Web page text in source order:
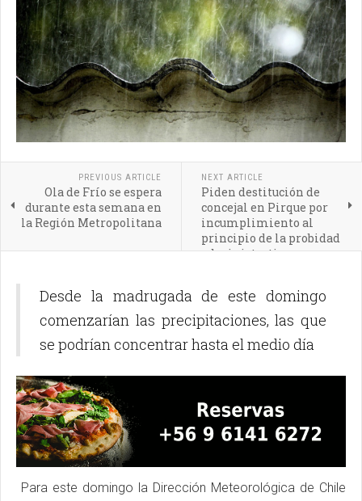
PREVIOUS ARTICLE
Ola de Frío se espera
durante esta semana en
la Región Metropolitana
NEXT ARTICLE
Piden destitución de
concejal en Pirque por
incumplimiento al
principio de la probidad
administrativa
Desde la madrugada de este domingo
comenzarían las precipitaciones, las que
se podrían concentrar hasta el medio día
Para este domingo la Dirección Meteorológica de Chile